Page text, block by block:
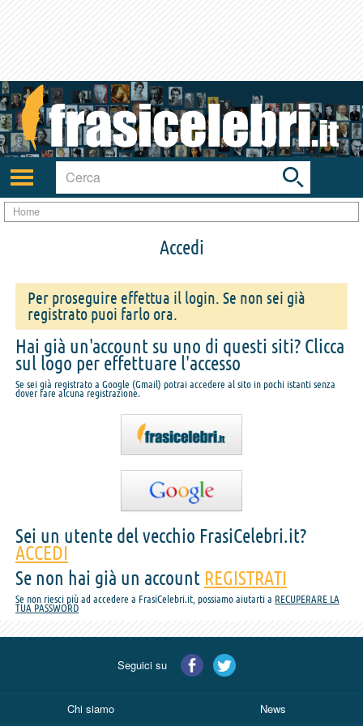
Attiva/disattiva
navigazione
Toggle
search
bar
Home
Accedi
Per proseguire effettua il login. Se non sei già
registrato puoi farlo ora.
Hai già un'account su uno di questi siti? Clicca
sul logo per effettuare l'accesso
Se sei già registrato a Google (Gmail) potrai accedere al sito in pochi istanti senza
dover fare alcuna registrazione.
Sei un utente del vecchio FrasiCelebri.it?
ACCEDI
Se non hai già un account REGISTRATI
Se non riesci più ad accedere a FrasiCelebri.it, possiamo aiutarti a RECUPERARE LA
TUA PASSWORD
Seguici su
Chi siamo News